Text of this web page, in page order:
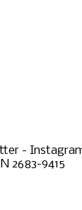
-
2683-9415